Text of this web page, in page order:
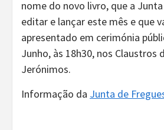
nome do novo livro, que a
editar e lançar este mês e que
apresentado em cerimónia
Junho, às 18h30, nos Claustros
Jerónimos.
Informação da Junta de